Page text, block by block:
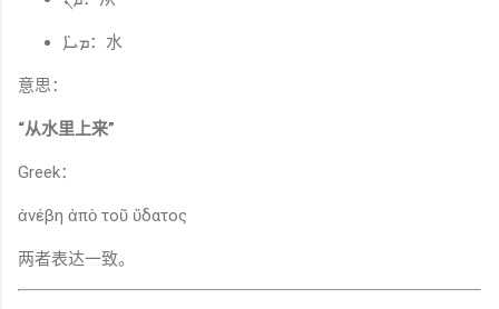
ܡܝ̈ܐ：水
意思：
“从水里上来”
Greek：
ἀνέβη ἀπὸ τοῦ ὕδατος
两者表达一致。